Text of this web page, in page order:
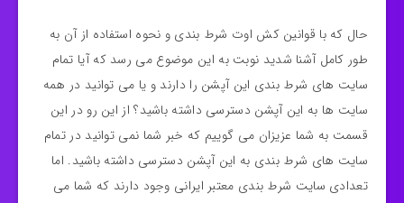
حال که با قوانین کش اوت شرط بندی و نحوه استفاده از آن به
طور کامل آشنا شدید نوبت به این موضوع می رسد که آیا تمام
سایت های شرط بندی این آپشن را دارند و یا می توانید در همه
سایت ها به این آپشن دسترسی داشته باشید؟ از این رو در این
قسمت به شما عزیزان می گوییم که خبر شما نمی توانید در تمام
سایت های شرط بندی به این آپشن دسترسی داشته باشید. اما
تعدادی سایت شرط بندی معتبر ایرانی وجود دارند که شما می